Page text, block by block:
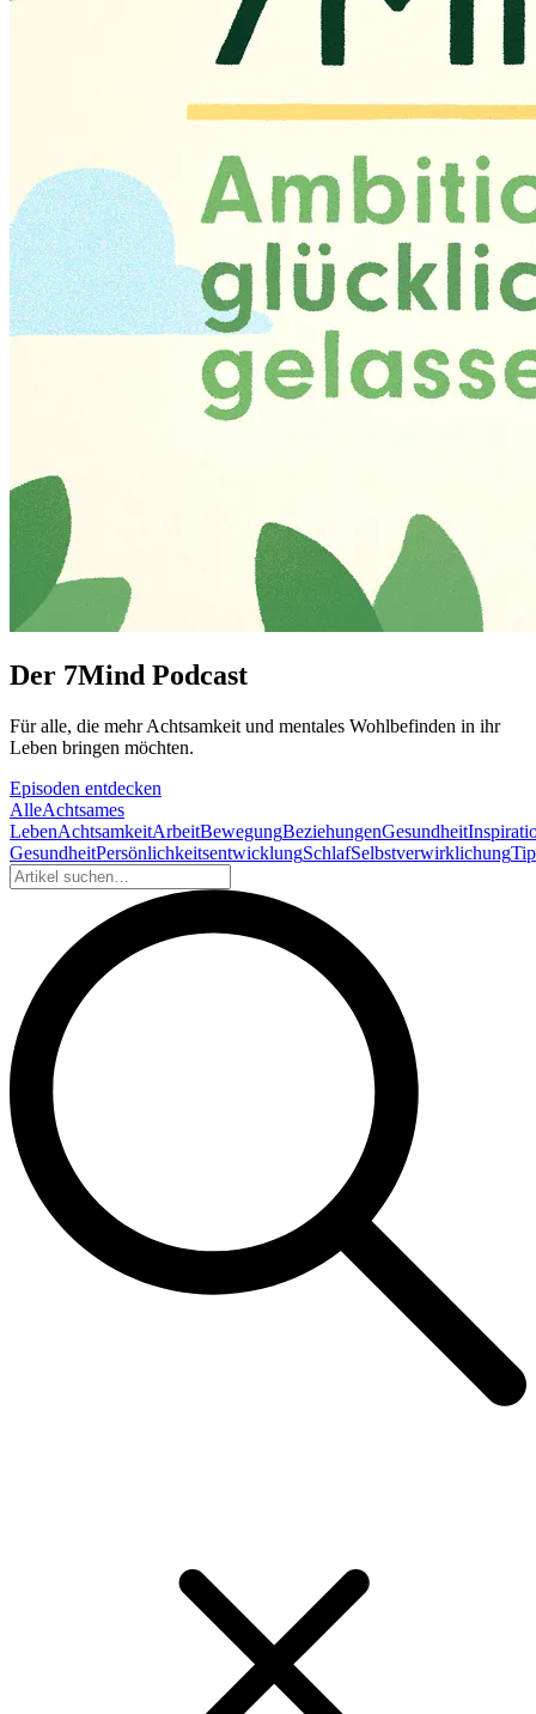
Der 7Mind Podcast
Für alle, die mehr Acht­sam­keit und mentales Wohlbefinden in ihr
Leben brin­gen möch­ten.
Episoden entdecken
AlleAchtsames
LebenAchtsamkeitArbeitBewegungBeziehungenGesundheit
GesundheitPersönlichkeitsentwicklungSchlafSelbstverwirklichung